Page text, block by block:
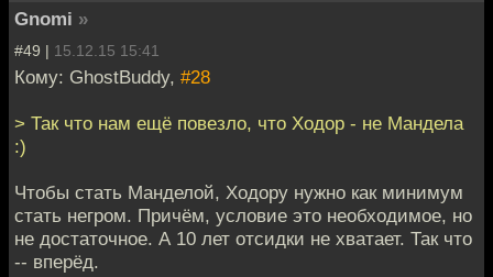
Gnomi »
#49 | 15.12.15 15:41
Кому: GhostBuddy, #28
> Так что нам ещё повезло, что Ходор - не Мандела
:)
Чтобы стать Манделой, Ходору нужно как минимум
стать негром. Причём, условие это необходимое, но
не достаточное. А 10 лет отсидки не хватает. Так что
-- вперёд.